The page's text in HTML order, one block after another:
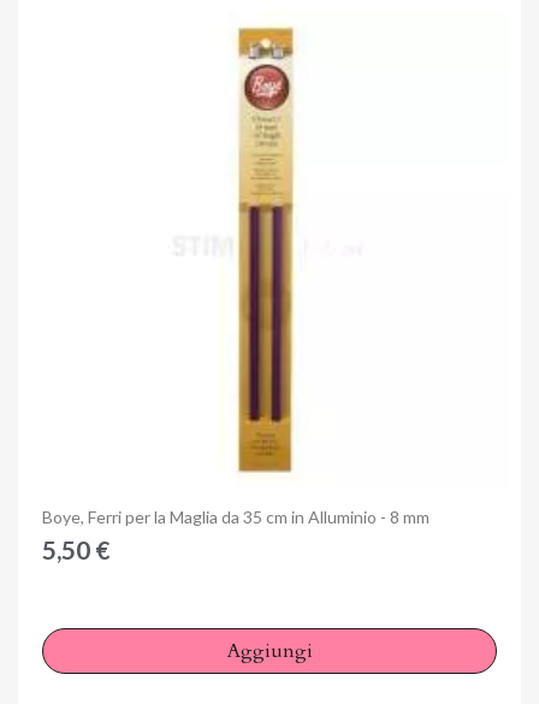
Anteprima
Boye, Ferri per la Maglia da 35 cm in Alluminio - 8 mm
5,50 €
Aggiungi